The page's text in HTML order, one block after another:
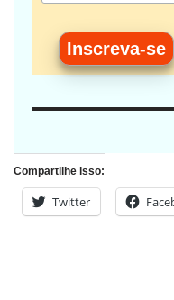
Compartilhe isso:
Twitter